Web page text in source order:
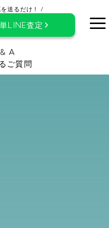
送るだけ！ /
LINE査定
A
ご質問